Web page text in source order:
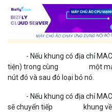
- Nếu khung có địa chỉ MAC
tiện) trong cùng một mạng,
nút đó và sau đó loại bỏ nó.
- Nếu khung có địa chỉ MAC
sẽ chuyển tiếp khung về